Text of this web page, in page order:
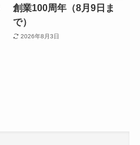
創業100周年（8月9日ま
で）
2026年8月3日